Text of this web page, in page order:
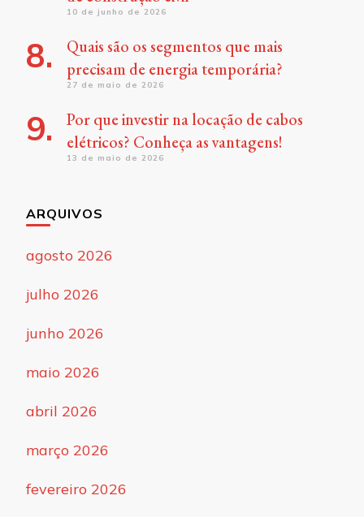
10 de junho de 2026
Quais são os segmentos que mais
precisam de energia temporária?
27 de maio de 2026
Por que investir na locação de cabos
elétricos? Conheça as vantagens!
13 de maio de 2026
ARQUIVOS
agosto 2026
julho 2026
junho 2026
maio 2026
abril 2026
março 2026
fevereiro 2026